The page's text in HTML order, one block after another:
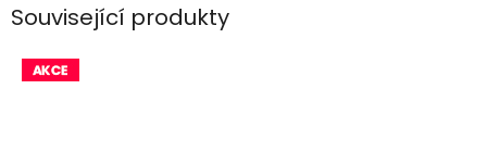
Související produkty